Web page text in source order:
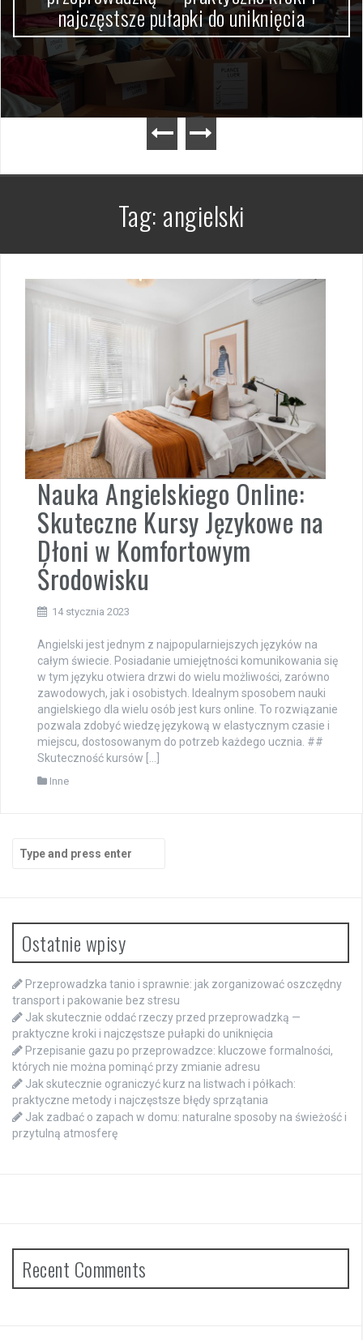
najczęstsze pułapki do uniknięcia
Tag: angielski
Nauka Angielskiego Online:
Skuteczne Kursy Językowe na
Dłoni w Komfortowym
Środowisku
14 stycznia 2023
Angielski jest jednym z najpopularniejszych języków na
całym świecie. Posiadanie umiejętności komunikowania się
w tym języku otwiera drzwi do wielu możliwości, zarówno
zawodowych, jak i osobistych. Idealnym sposobem nauki
angielskiego dla wielu osób jest kurs online. To rozwiązanie
pozwala zdobyć wiedzę językową w elastycznym czasie i
miejscu, dostosowanym do potrzeb każdego ucznia. ##
Skuteczność kursów […]
Inne
Search
for:
Ostatnie wpisy
Przeprowadzka tanio i sprawnie: jak zorganizować oszczędny
transport i pakowanie bez stresu
Jak skutecznie oddać rzeczy przed przeprowadzką —
praktyczne kroki i najczęstsze pułapki do uniknięcia
Przepisanie gazu po przeprowadzce: kluczowe formalności,
których nie można pominąć przy zmianie adresu
Jak skutecznie ograniczyć kurz na listwach i półkach:
praktyczne metody i najczęstsze błędy sprzątania
Jak zadbać o zapach w domu: naturalne sposoby na świeżość i
przytulną atmosferę
Recent Comments